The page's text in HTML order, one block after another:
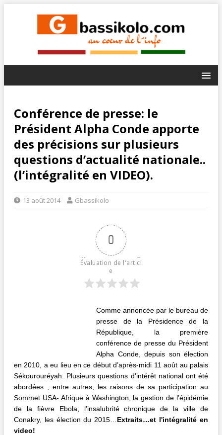
Conférence de presse: le
Président Alpha Conde apporte
des précisions sur plusieurs
questions d’actualité nationale..
(l’intégralité en VIDEO).
13 août 2014 Gbassikolo
0
Évaluation de l'articl
e
Comme annoncée par le bureau de
presse de la Présidence de la
République, la première
conférence de presse du Président
Alpha Conde, depuis son élection
en 2010, a eu lieu en ce début d’après-midi 11 août au palais
Sékourouréyah. Plusieurs questions d’intérêt national ont été
abordées , entre autres, les raisons de sa participation au
Sommet USA- Afrique à Washington, la gestion de l’épidémie
de la fièvre Ebola, l’insalubrité chronique de la ville de
Conakry, les élection du 2015… Extraits…et l'intégralité en
video!